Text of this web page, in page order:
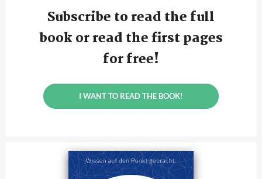
Subscribe to read the full
book or read the first pages
for free!
I WANT TO READ THE BOOK!